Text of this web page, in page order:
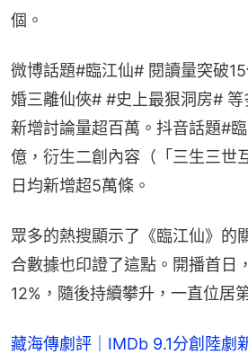
個。
微博話題#臨江仙# 閱讀量突破
婚三離仙俠# #史上最狠洞房# 等
新增討論量超百萬。抖音話題#
億，衍生二創內容（「三生三世
日均新增超5萬條。
眾多的熱搜顯示了《臨江仙》的
合數據也印證了這點。開播首日
12%，隨後持續攀升，一直位居
藏海傳劇評｜IMDb 9.1分創陸